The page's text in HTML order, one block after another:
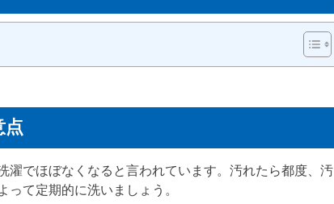
点
濯でほぼなくなると言われています。汚れたら都度、汚
て定期的に洗いましょう。